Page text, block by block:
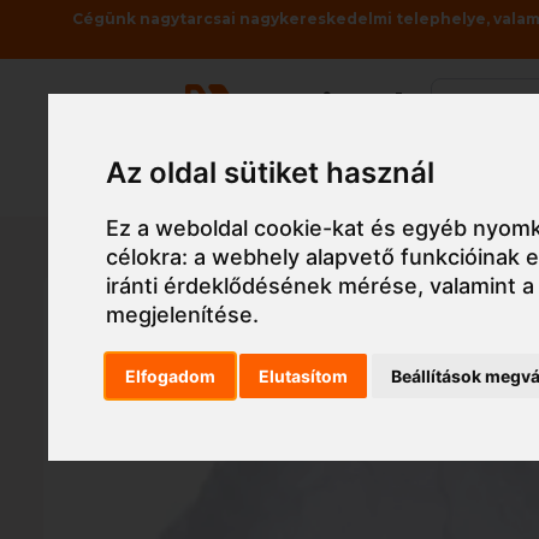
Az oldal sütiket használ
Ez a weboldal cookie-kat és egyéb
célokra:a webhely alapvető funkcióinak
iránti érdeklődésének mérése, valamint
megjelenítése.
Elfogadom Elutasítom Beállítások
Cégünk nagytarcsai nagykereskedelmi telephelye,
Termékek
Főoldal MunkaruhaMunkaruhaEgyszer